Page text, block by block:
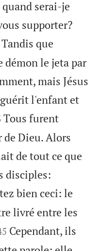
serai-je
supporter?
Tandis que
démon le jeta par
mais Jésus
l'enfant et
Tous furent
de Dieu. Alors
de tout ce que
disciples:
bien ceci: le
livré entre les
Cependant, ils